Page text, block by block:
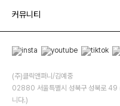
커뮤니티
(주)클릭앤퍼니/김예중
02880 서울특별시 성북구 성북로 49
니다.)